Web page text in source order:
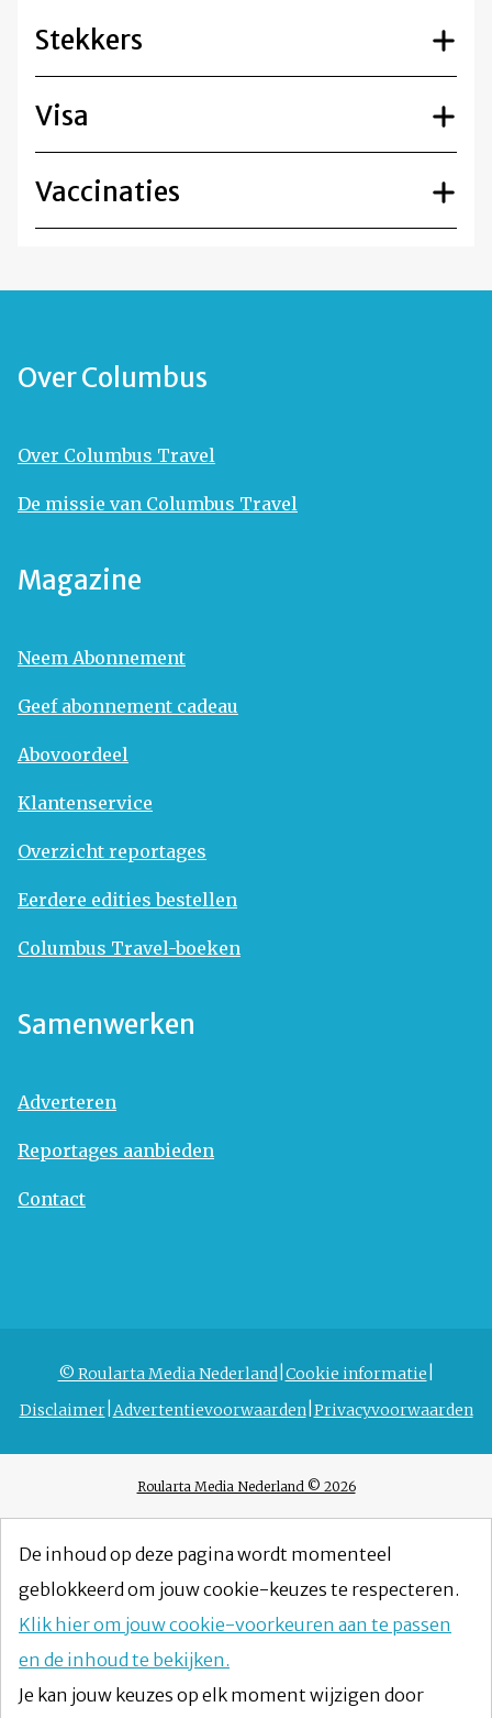
Stekkers
Visa
Vaccinaties
Over Columbus
Over Columbus Travel
De missie van Columbus Travel
Magazine
Neem Abonnement
Geef abonnement cadeau
Abovoordeel
Klantenservice
Overzicht reportages
Eerdere edities bestellen
Columbus Travel-boeken
Samenwerken
Adverteren
Reportages aanbieden
Contact
© Roularta Media Nederland Cookie informatie
Disclaimer Advertentievoorwaarden Privacyvoorwaarden
Roularta Media Nederland © 2026
De inhoud op deze pagina wordt momenteel
geblokkeerd om jouw cookie-keuzes te respecteren.
Klik hier om jouw cookie-voorkeuren aan te passen
en de inhoud te bekijken.
Je kan jouw keuzes op elk moment wijzigen door